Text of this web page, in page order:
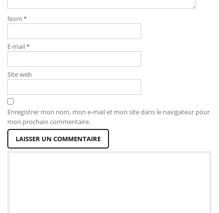
Nom *
E-mail*
Site web
Enregistrer mon nom, mon e-mail et mon site dans le navigateur pour
mon prochain commentaire.